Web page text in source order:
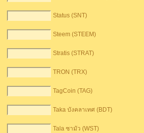
Status (SNT)
Steem (STEEM)
Stratis (STRAT)
TRON (TRX)
TagCoin (TAG)
Taka บังคลาเทศ (BDT)
Tala ซามัว (WST)